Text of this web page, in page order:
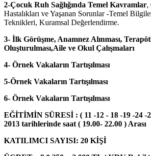
2-Çocuk Ruh Sağlığında Temel Kavramlar,
Hastalıkları ve Yaşanan Sorunlar -Temel
Teknikleri, Kuramsal Değerlendirme.
3- İlk Görüşme, Anamnez Alınması,
Oluşturulması,Aile ve Okul Çalışmaları
4- Örnek Vakaların Tartışılması
5-Örnek Vakaların Tartışılması
6- Örnek Vakaların Tartışılması
EĞİTİMİN SÜRESİ : ( 11 -12 - 18 -19 -24 -
2013 tarihlerinde saat ( 19.00- 22.00 ) Arası
KATILIMCI SAYISI: 20 KİŞİ